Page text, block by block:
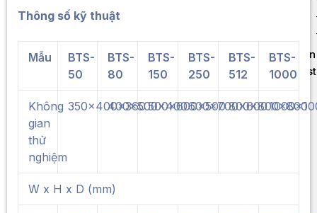
Thông số kỹ thuật
Mẫu
BTS-
50
BTS-
80
BTS-
150
BTS-
250
BTS-
512
BTS-
1000
Không
gian
thử
nghiệm
350x400x360400x500x400500x600x500600x700x600800x800x800
W x H x D (mm)